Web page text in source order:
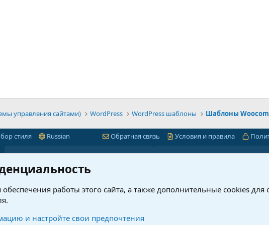
управления сайтами) WordPress WordPress шаблоны Шаблоны
стиля Russian Обратная связь Условия и правила
Маркет
Ресурсы
Интернет-магазин + CRM
обеспечения работы этого сайта, а также дополнительные cookies для
и настройте свои предпочтения